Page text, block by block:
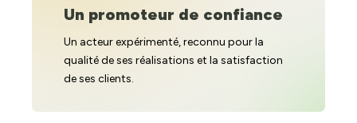
Un promoteur de confiance
Un acteur expérimenté, reconnu pour la
qualité de ses réalisations et la satisfaction
de ses clients.